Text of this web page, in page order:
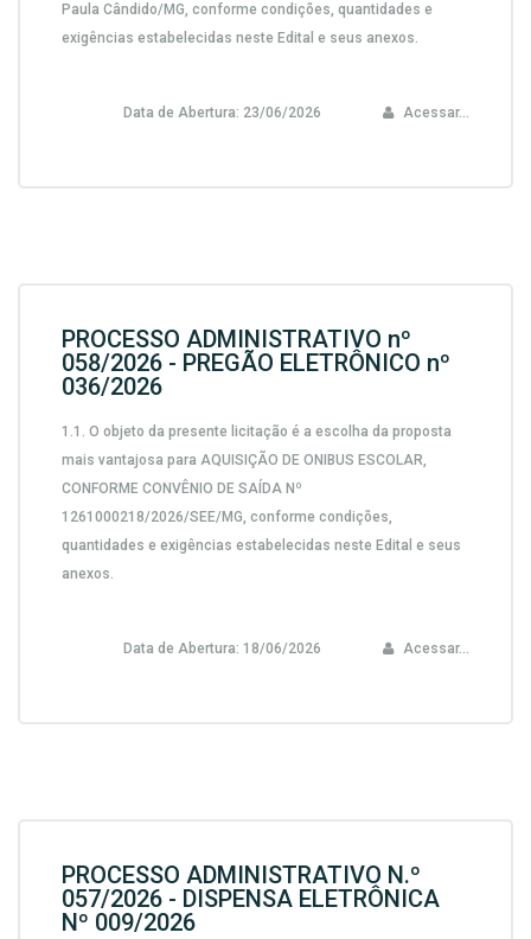
Paula Cândido/MG, conforme condições, quantidades e
exigências estabelecidas neste Edital e seus anexos.
Data de Abertura: 23/06/2026 Acessar...
PROCESSO ADMINISTRATIVO nº
058/2026 - PREGÃO ELETRÔNICO nº
036/2026
1.1. O objeto da presente licitação é a escolha da proposta
mais vantajosa para AQUISIÇÃO DE ONIBUS ESCOLAR,
CONFORME CONVÊNIO DE SAÍDA Nº
1261000218/2026/SEE/MG, conforme condições,
quantidades e exigências estabelecidas neste Edital e seus
anexos.
Data de Abertura: 18/06/2026 Acessar...
PROCESSO ADMINISTRATIVO N.º
057/2026 - DISPENSA ELETRÔNICA
Nº 009/2026